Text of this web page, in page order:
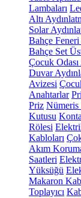
Lambaları
Altı
Solar
Bahçe
Bahçe Set
Çocuk Odası
Duvar
Avizesi
Anahtarlar
Priz Nümeris
Kutusu
Rölesi
Kabloları
Akım
Saatleri
Yüksüğü
Makaron
Toplayıcı